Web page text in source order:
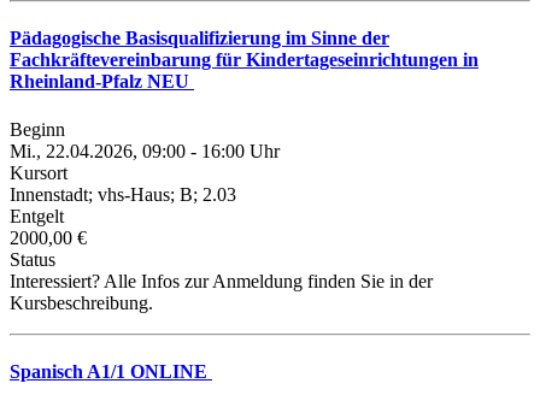
Pädagogische Basisqualifizierung im Sinne der
Fachkräftevereinbarung für Kindertageseinrichtungen in
Rheinland-Pfalz NEU
Beginn
Mi., 22.04.2026, 09:00 - 16:00 Uhr
Kursort
Innenstadt; vhs-Haus; B; 2.03
Entgelt
2000,00 €
Status
Interessiert? Alle Infos zur Anmeldung finden Sie in der
Kursbeschreibung.
Spanisch A1/1 ONLINE